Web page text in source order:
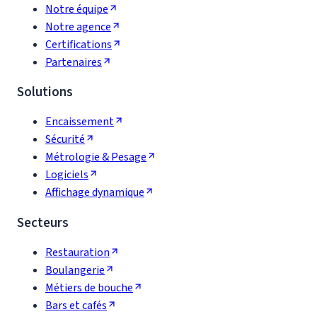
Notre équipe
Notre agence
Certifications
Partenaires
Solutions
Encaissement
Sécurité
Métrologie & Pesage
Logiciels
Affichage dynamique
Secteurs
Restauration
Boulangerie
Métiers de bouche
Bars et cafés